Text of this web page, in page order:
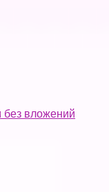
без вложений